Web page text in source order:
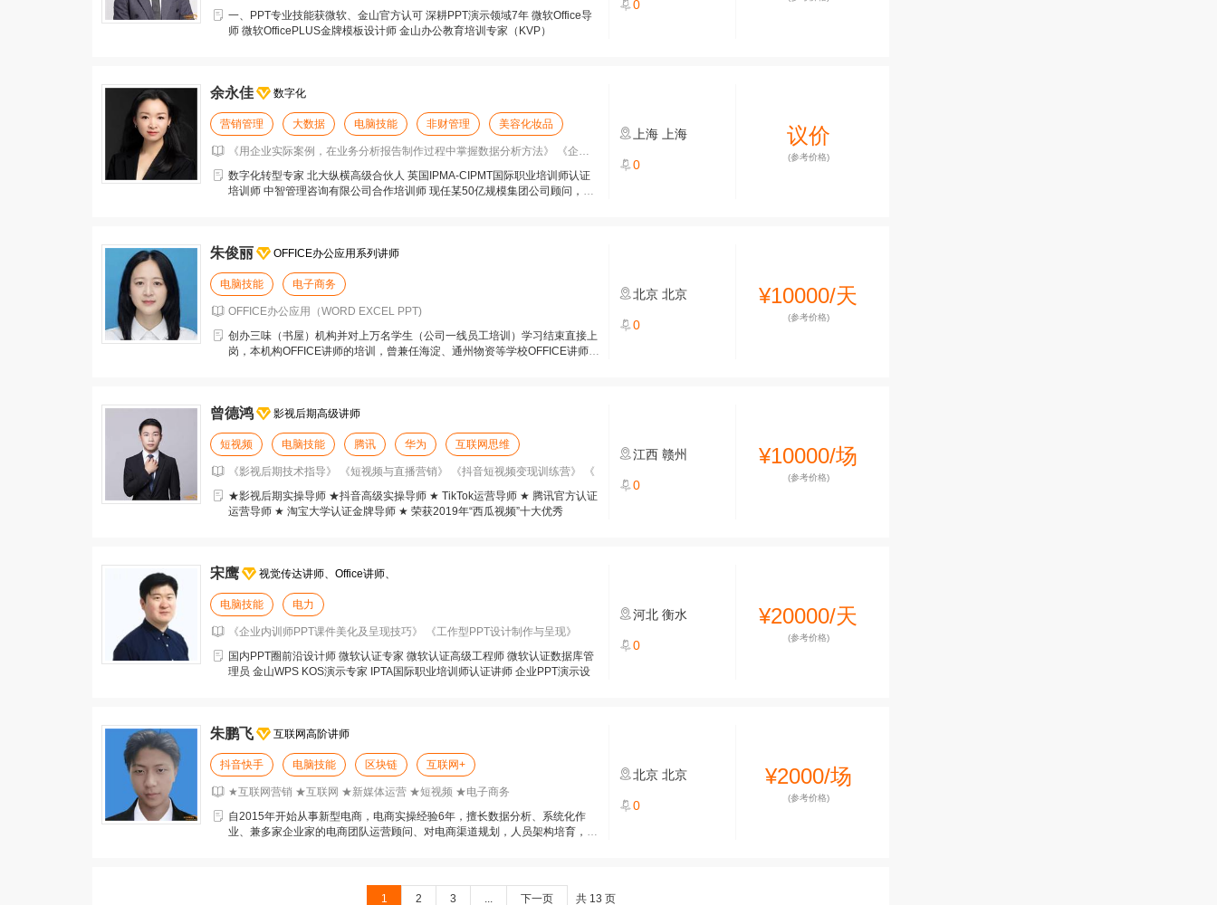
一、PPT专业技能获微软、金山官方认可 深耕PPT演示领域7年 微软Office导
师 微软OfficePLUS金牌模板设计师 金山办公教育培训专家（KVP）
0
余永佳 数字化
营销管理 大数据 电脑技能 非财管理 美容化妆品
《用企业实际案例，在业务分析报告制作过程中掌握数据分析方法》 《企业实战
数字化转型专家 北大纵横高级合伙人 英国IPMA-CIPMT国际职业培训师认证
培训师 中智管理咨询有限公司合作培训师 现任某50亿规模集团公司顾问，高
上海 上海
0
议价
(参考价格)
朱俊丽 OFFICE办公应用系列讲师
电脑技能 电子商务
OFFICE办公应用（WORD EXCEL PPT)
创办三味（书屋）机构并对上万名学生（公司一线员工培训）学习结束直接上
岗，本机构OFFICE讲师的培训，曾兼任海淀、通州物资等学校OFFICE讲师，
北京 北京
0
¥10000/天
(参考价格)
曾德鸿 影视后期高级讲师
短视频 电脑技能 腾讯 华为 互联网思维
《影视后期技术指导》 《短视频与直播营销》 《抖音短视频变现训练营》 《
★影视后期实操导师 ★抖音高级实操导师 ★ TikTok运营导师 ★ 腾讯官方认证
运营导师 ★ 淘宝大学认证金牌导师 ★ 荣获2019年“西瓜视频”十大优秀
江西 赣州
0
¥10000/场
(参考价格)
宋鹰 视觉传达讲师、Office讲师、
电脑技能 电力
《企业内训师PPT课件美化及呈现技巧》 《工作型PPT设计制作与呈现》
国内PPT圈前沿设计师 微软认证专家 微软认证高级工程师 微软认证数据库管
理员 金山WPS KOS演示专家 IPTA国际职业培训师认证讲师 企业PPT演示设
河北 衡水
0
¥20000/天
(参考价格)
朱鹏飞 互联网高阶讲师
抖音快手 电脑技能 区块链 互联网+
★互联网营销 ★互联网 ★新媒体运营 ★短视频 ★电子商务
自2015年开始从事新型电商，电商实操经验6年，擅长数据分析、系统化作
业、兼多家企业家的电商团队运营顾问、对电商渠道规划，人员架构培育，视
北京 北京
0
¥2000/场
(参考价格)
1 2 3 ... 下一页 共 13 页